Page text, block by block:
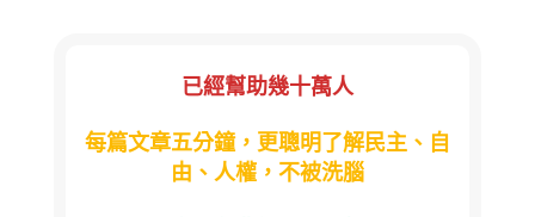
已經幫助幾十萬人
每篇文章五分鐘，更聰明了解民主、自
由、人權，不被洗腦